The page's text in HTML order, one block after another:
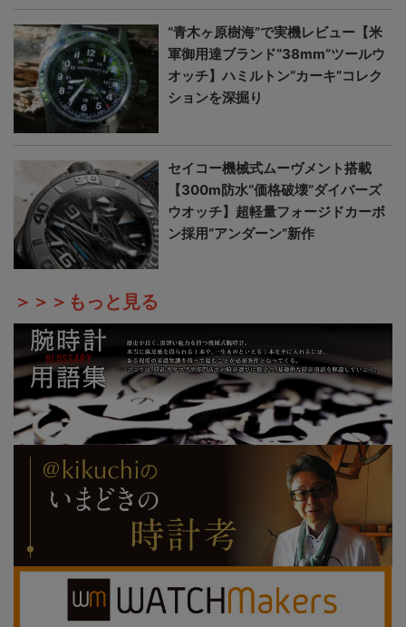
“青木ヶ原樹海”で実機レビュー【米
軍御用達ブランド“38mm”ツールウ
オッチ】ハミルトン“カーキ”コレク
ションを深掘り
セイコー機械式ムーヴメント搭載
【300m防水“価格破壊”ダイバーズ
ウオッチ】超軽量フォージドカーボ
ン採用“アンダーン”新作
＞＞＞もっと見る